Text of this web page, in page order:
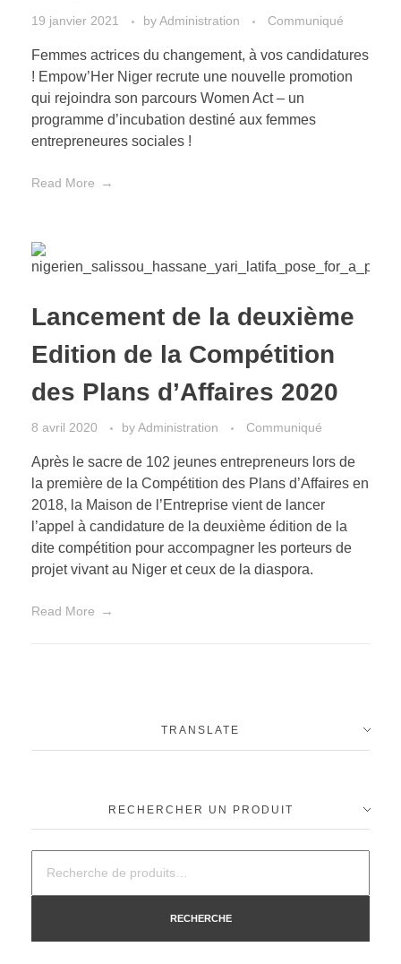
19 janvier 2021 byAdministration Communiqué
Femmes actrices du changement, à vos candidatures
! Empow’Her Niger recrute une nouvelle promotion
qui rejoindra son parcours Women Act – un
programme d’incubation destiné aux femmes
entrepreneures sociales !
Read More
Lancement de la deuxième
Edition de la Compétition
des Plans d’Affaires 2020
8 avril 2020 byAdministration Communiqué
Après le sacre de 102 jeunes entrepreneurs lors de
la première de la Compétition des Plans d’Affaires en
2018, la Maison de l’Entreprise vient de lancer
l’appel à candidature de la deuxième édition de la
dite compétition pour accompagner les porteurs de
projet vivant au Niger et ceux de la diaspora.
Read More
TRANSLATE
RECHERCHER UN PRODUIT
RECHERCHE